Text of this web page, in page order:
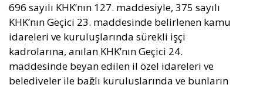
696 sayılı KHK’nın 127. maddesiyle, 375 sayılı
KHK’nın Geçici 23. maddesinde belirlenen kamu
idareleri ve kuruluşlarında sürekli işçi
kadrolarına, anılan KHK’nın Geçici 24.
maddesinde beyan edilen il özel idareleri ve
belediyeler ile bağlı kuruluşlarında ve bunların